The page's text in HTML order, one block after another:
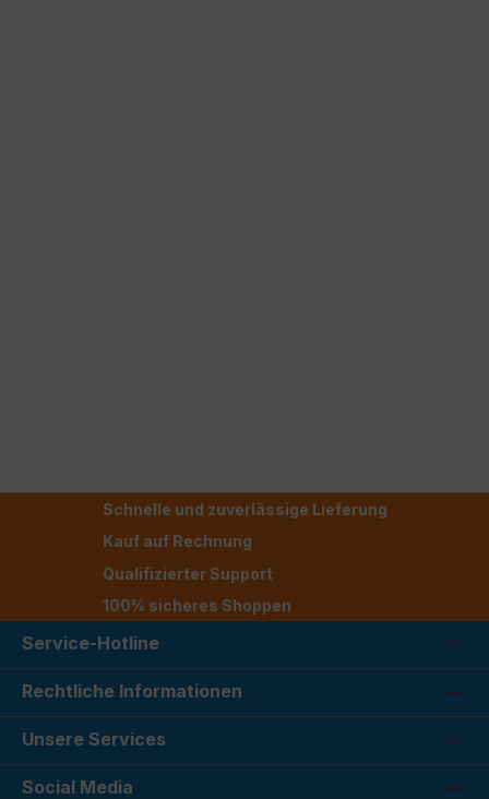
Schnelle und zuverlässige Lieferung
Kauf auf Rechnung
Qualifizierter Support
100% sicheres Shoppen
Service-Hotline
Rechtliche Informationen
Unsere Services
Social Media